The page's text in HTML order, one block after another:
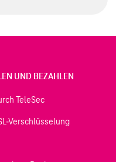
UND BEZAHLEN
TeleSec
Verschlüsselung